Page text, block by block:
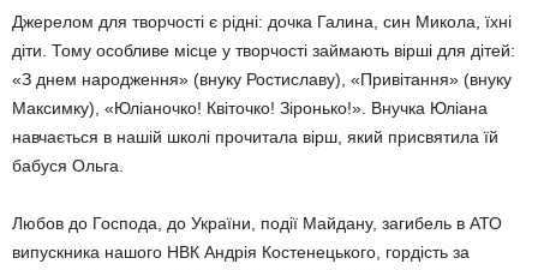
Джерелом для творчості є рідні: дочка Галина, син Микола, їхні
діти. Тому особливе місце у творчості займають вірші для дітей:
«З днем народження» (внуку Ростиславу), «Привітання» (внуку
Максимку), «Юліаночко! Квіточко! Зіронько!». Внучка Юліана
навчається в нашій школі прочитала вірш, який присвятила їй
бабуся Ольга.
Любов до Господа, до України, події Майдану, загибель в АТО
випускника нашого НВК Андрія Костенецького, гордість за